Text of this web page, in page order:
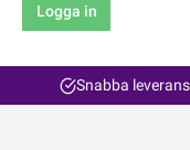
Logga in
Snabba